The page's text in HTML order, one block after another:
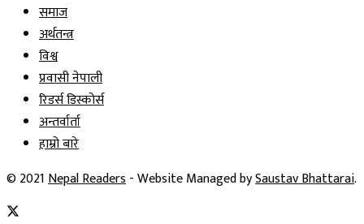
समाज
अर्थतन्त्र
विश्व
प्रवासी नेपाली
रिडर्स डिस्कोर्स
अन्तर्वार्ता
हाम्रो बारे
© 2021Nepal Readers- Website Managed bySaustav Bhattarai.